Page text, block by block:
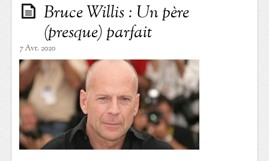
Bruce Willis : Un père
(presque) parfait
7 Avr. 2020